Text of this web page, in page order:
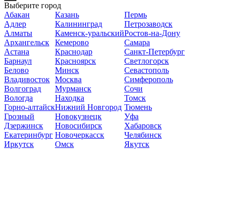
Выберите город
Абакан
Адлер
Алматы
Архангельск
Астана
Барнаул
Белово
Владивосток
Волгоград
Вологда
Горно-алтайск
Грозный
Дзержинск
Екатеринбург
Иркутск
Казань
Калининград
Каменск-уральский
Кемерово
Краснодар
Красноярск
Минск
Москва
Мурманск
Находка
Нижний Новгород
Новокузнецк
Новосибирск
Новочеркасск
Омск
Пермь
Петрозаводск
Ростов-на-Дону
Самара
Санкт-Петербург
Светлогорск
Севастополь
Симферополь
Сочи
Томск
Тюмень
Уфа
Хабаровск
Челябинск
Якутск